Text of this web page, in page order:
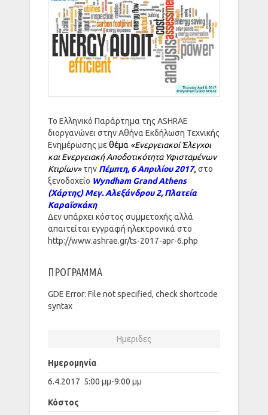
Το Ελληνικό Παράρτημα της ASHRAE
διοργανώνει στην Αθήνα Εκδήλωση Τεχνικής
Ενημέρωσης μεθέμα «Ενεργειακοί Ἐλεγχοι
και Ενεργειακή Αποδοτικότητα Υφισταμένων
Κτιρίων»την Πέμπτη, 6 Απριλίου 2017, στο
ξενοδοχείο Wyndham Grand Athens
(Χάρτης) Μεγ. Αλεξάνδρου 2, Πλατεία
Καραϊσκάκη
Δεν υπάρχει κόστος συμμετοχής αλλά
απαιτείται εγγραφή ηλεκτρονικά στο
http://www.ashrae.gr/ts-2017-apr-6.php
ΠΡΟΓΡΑΜΜΑ
GDE Error: File not specified, check shortcode
syntax
Ημεριδες
Ημερομηνία
6.4.2017 5:00 μμ-9:00 μμ
Κόστος